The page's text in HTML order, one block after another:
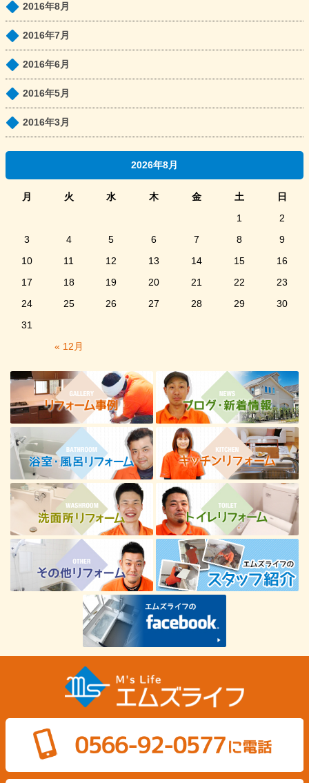
2016年8月
2016年7月
2016年6月
2016年5月
2016年3月
2026年8月
月 火 水 木 金 土 日
« 12月
1
2
3
4 5 6 7 8
9
10
11 12 13 14 15
16
17
18 19 20 21 22
23
24
25 26 27 28 29
30
31